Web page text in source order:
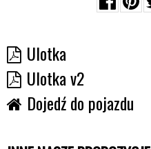
Ulotka
Ulotka v2
Dojedź do pojazdu